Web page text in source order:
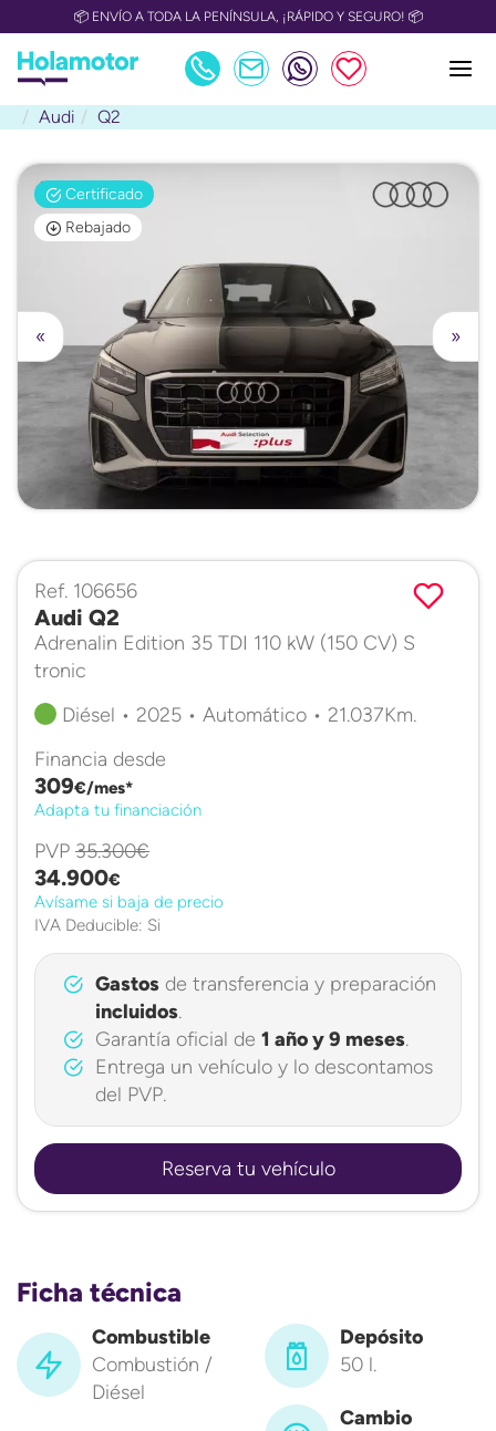
📦 ENVÍO A TODA LA PENÍNSULA, ¡RÁPIDO Y SEGURO! 📦
Audi Q2
Certificado
Rebajado
»
«
Ref. 106656
Audi Q2
Adrenalin Edition 35 TDI 110 kW (150 CV) S
tronic
Diésel • 2025 • Automático • 21.037Km.
Financia desde
309€/mes*
Adapta tu financiación
PVP 35.300€
34.900€
Avísame si baja de precio
IVA Deducible: Si
Gastosde transferencia y preparación
incluidos.
Garantía oficial de 1 año y 9 meses.
Entrega un vehículo y lo descontamos
del PVP.
Reserva tu vehículo
Ficha técnica
Combustible
Combustión /
Diésel
Depósito
50 l.
Cambio